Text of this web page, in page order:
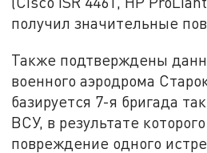
получил значительные
Также подтверждены
военного аэродрома
базируется 7-я бригада
ВСУ, в результате
повреждение одного